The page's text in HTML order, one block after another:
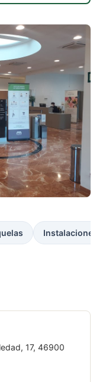
Instalaciones
17, 46900